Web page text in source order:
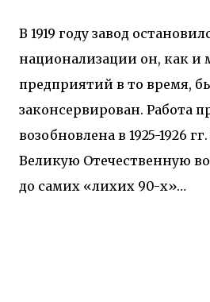
В 1919 году завод
национализации он, как и
предприятий в то время,
законсервирован. Работа
возобновлена в 1925-1926
Великую Отечественную
до самих «лихих 90-х»…